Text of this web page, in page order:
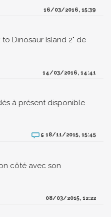
16/03/2016, 15:39
Dinosaur Island 2" de
14/03/2016, 14:41
à présent disponible
5 18/11/2015, 15:45
côté avec son
08/03/2015, 12:22